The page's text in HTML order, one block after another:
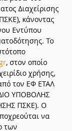
Διαχείρισης
κάνοντας
Εντύπου
Το
, στον οποίο
χρήσης,
τον ΕΦ ΕΤΑΛ
ΥΠΟΒΟΛΗΣ
ΠΣΚΕ). Ο
να
των